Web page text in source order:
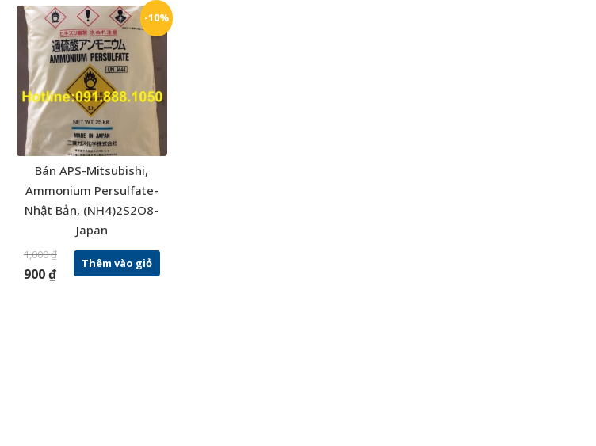
-10%
Bán APS-Mitsubishi,
Ammonium Persulfate-
Nhật Bản, (NH4)2S2O8-
Japan
1,000₫
900₫
Thêm vào giỏ